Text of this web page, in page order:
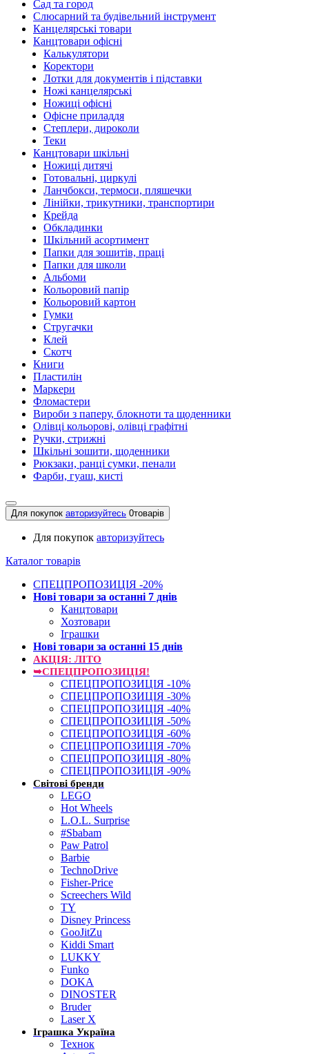
Сад та город
Слюсарний та будівельний інструмент
Канцелярські товари
Канцтовари офісні
Калькулятори
Коректори
Лотки для документів і підставки
Ножі канцелярські
Ножиці офісні
Офісне приладдя
Степлери, дироколи
Теки
Канцтовари шкільні
Ножиці дитячі
Готовальні, циркулі
Ланчбокси, термоси, пляшечки
Лінійки, трикутники, транспортири
Крейда
Обкладинки
Шкільний асортимент
Папки для зошитів, праці
Папки для школи
Альбоми
Кольоровий папір
Кольоровий картон
Гумки
Стругачки
Клей
Скотч
Книги
Пластилін
Маркери
Фломастери
Вироби з паперу, блокноти та щоденники
Олівці кольорові, олівці графітні
Ручки, стрижні
Шкільні зошити, щоденники
Рюкзаки, ранці сумки, пенали
Фарби, гуаш, кисті
Для покупок авторизуйтесь 0товарів
Для покупок авторизуйтесь
Каталог товарів
СПЕЦПРОПОЗИЦІЯ -20%
Нові товари за останнi 7 днiв
Канцтовари
Хозтовари
Іграшки
Нові товари за останнi 15 днiв
АКЦІЯ: ЛІТО
➥СПЕЦПРОПОЗИЦІЯ!
СПЕЦПРОПОЗИЦІЯ -10%
СПЕЦПРОПОЗИЦІЯ -30%
СПЕЦПРОПОЗИЦІЯ -40%
СПЕЦПРОПОЗИЦІЯ -50%
СПЕЦПРОПОЗИЦІЯ -60%
СПЕЦПРОПОЗИЦІЯ -70%
СПЕЦПРОПОЗИЦІЯ -80%
СПЕЦПРОПОЗИЦІЯ -90%
Світові бренди
LEGO
Hot Wheels
L.O.L. Surprise
#Sbabam
Paw Patrol
Barbie
TechnoDrive
Fisher-Price
Screechers Wild
TY
Disney Princess
GooJitZu
Kiddi Smart
LUKKY
Funko
DOKA
DINOSTER
Bruder
Laser X
Іграшка Україна
Технок